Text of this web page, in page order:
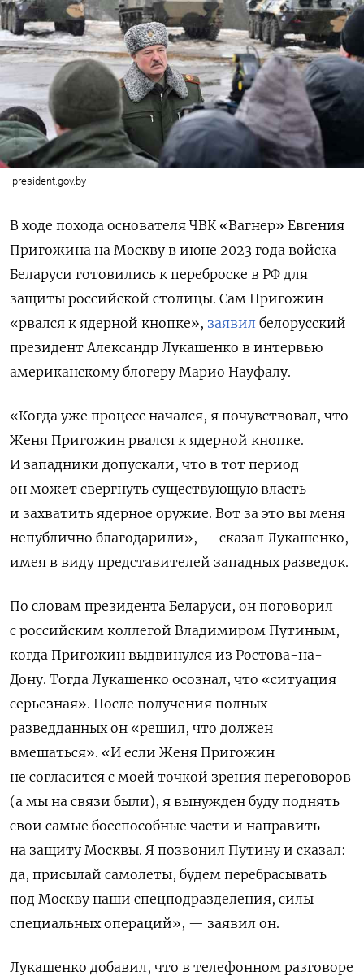
president.gov.by
В ходе похода основателя ЧВК «Вагнер» Евгения
Пригожина на Москву в июне 2023 года войска
Беларуси готовились к переброске в РФ для
защиты российской столицы. Сам Пригожин
«рвался к ядерной кнопке», заявил белорусский
президент Александр Лукашенко в интервью
американскому блогеру Марио Науфалу.
«Когда уже процесс начался, я почувствовал, что
Женя Пригожин рвался к ядерной кнопке.
И западники допускали, что в тот период
он может свергнуть существующую власть
и захватить ядерное оружие. Вот за это вы меня
непублично благодарили», — сказал Лукашенко,
имея в виду представителей западных разведок.
По словам президента Беларуси, он поговорил
с российским коллегой Владимиром Путиным,
когда Пригожин выдвинулся из Ростова-на-
Дону. Тогда Лукашенко осознал, что «ситуация
серьезная». После получения полных
разведданных он «решил, что должен
вмешаться». «И если Женя Пригожин
не согласится с моей точкой зрения переговоров
(а мы на связи были), я вынужден буду поднять
свои самые боеспособные части и направить
на защиту Москвы. Я позвонил Путину и сказал:
да, присылай самолеты, будем перебрасывать
под Москву наши спецподразделения, силы
специальных операций», — заявил он.
Лукашенко добавил, что в телефонном разговоре